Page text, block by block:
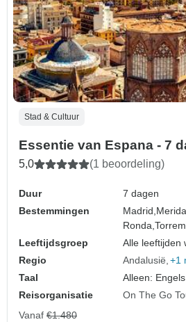
Stad & Cultuur
Essentie van Espana - 7
5,0 (1 beoordeling)
Duur
7 dagen
Bestemmingen
Madrid,
Ronda,
Leeftijdsgroep
Alle leeftijden
Regio
Andalusië +1
Taal
Alleen: Engels
Reisorganisatie
On The Go
Vanaf €1.480